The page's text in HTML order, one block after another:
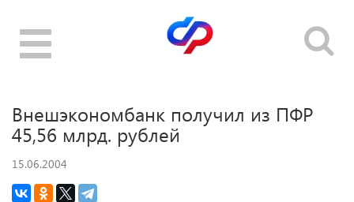
Toggle
navigation
Внешэкономбанк получил из ПФР
45,56 млрд. рублей
15.06.2004